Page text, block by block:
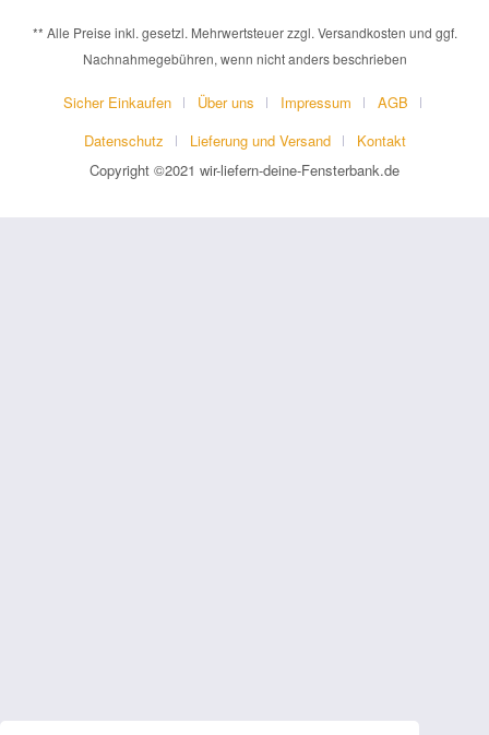
** Alle Preise inkl. gesetzl. Mehrwertsteuer zzgl. Versandkosten und ggf.
Nachnahmegebühren, wenn nicht anders beschrieben
Sicher Einkaufen Über uns Impressum
AGB
Datenschutz
Lieferung und Versand
Kontakt
Copyright ©2021 wir-liefern-deine-Fensterbank.de